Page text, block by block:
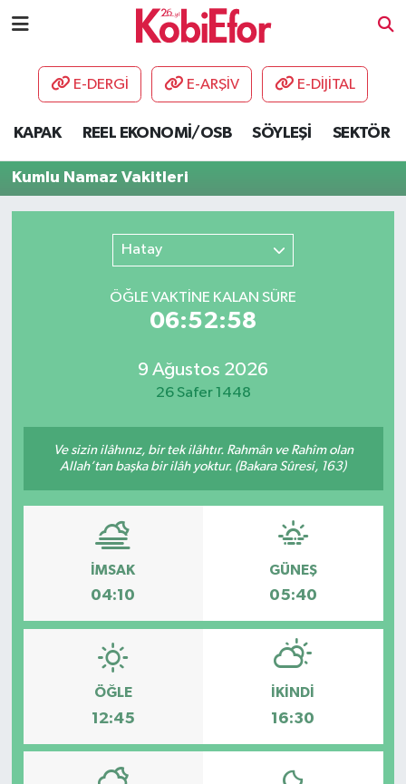
E-DERGİ E-ARŞİV E-DİJİTAL
KAPAK REEL EKONOMİ/OSB SÖYLEŞİ SEKTÖR
Kumlu Namaz Vakitleri
Hatay
ÖĞLE VAKTİNE KALAN SÜRE
06:52:58
9 Ağustos 2026
26 Safer 1448
Ve sizin ilâhınız, bir tek ilâhtır. Rahmân ve Rahîm olan
Allah’tan başka bir ilâh yoktur. (Bakara Sûresi, 163)
İMSAK
04:10
GÜNEŞ
05:40
ÖĞLE
12:45
İKINDI
16:30
AKADEMİ
DESTEK-TEŞVİK
HABERLER
SÖYLEŞİ
YAŞAM